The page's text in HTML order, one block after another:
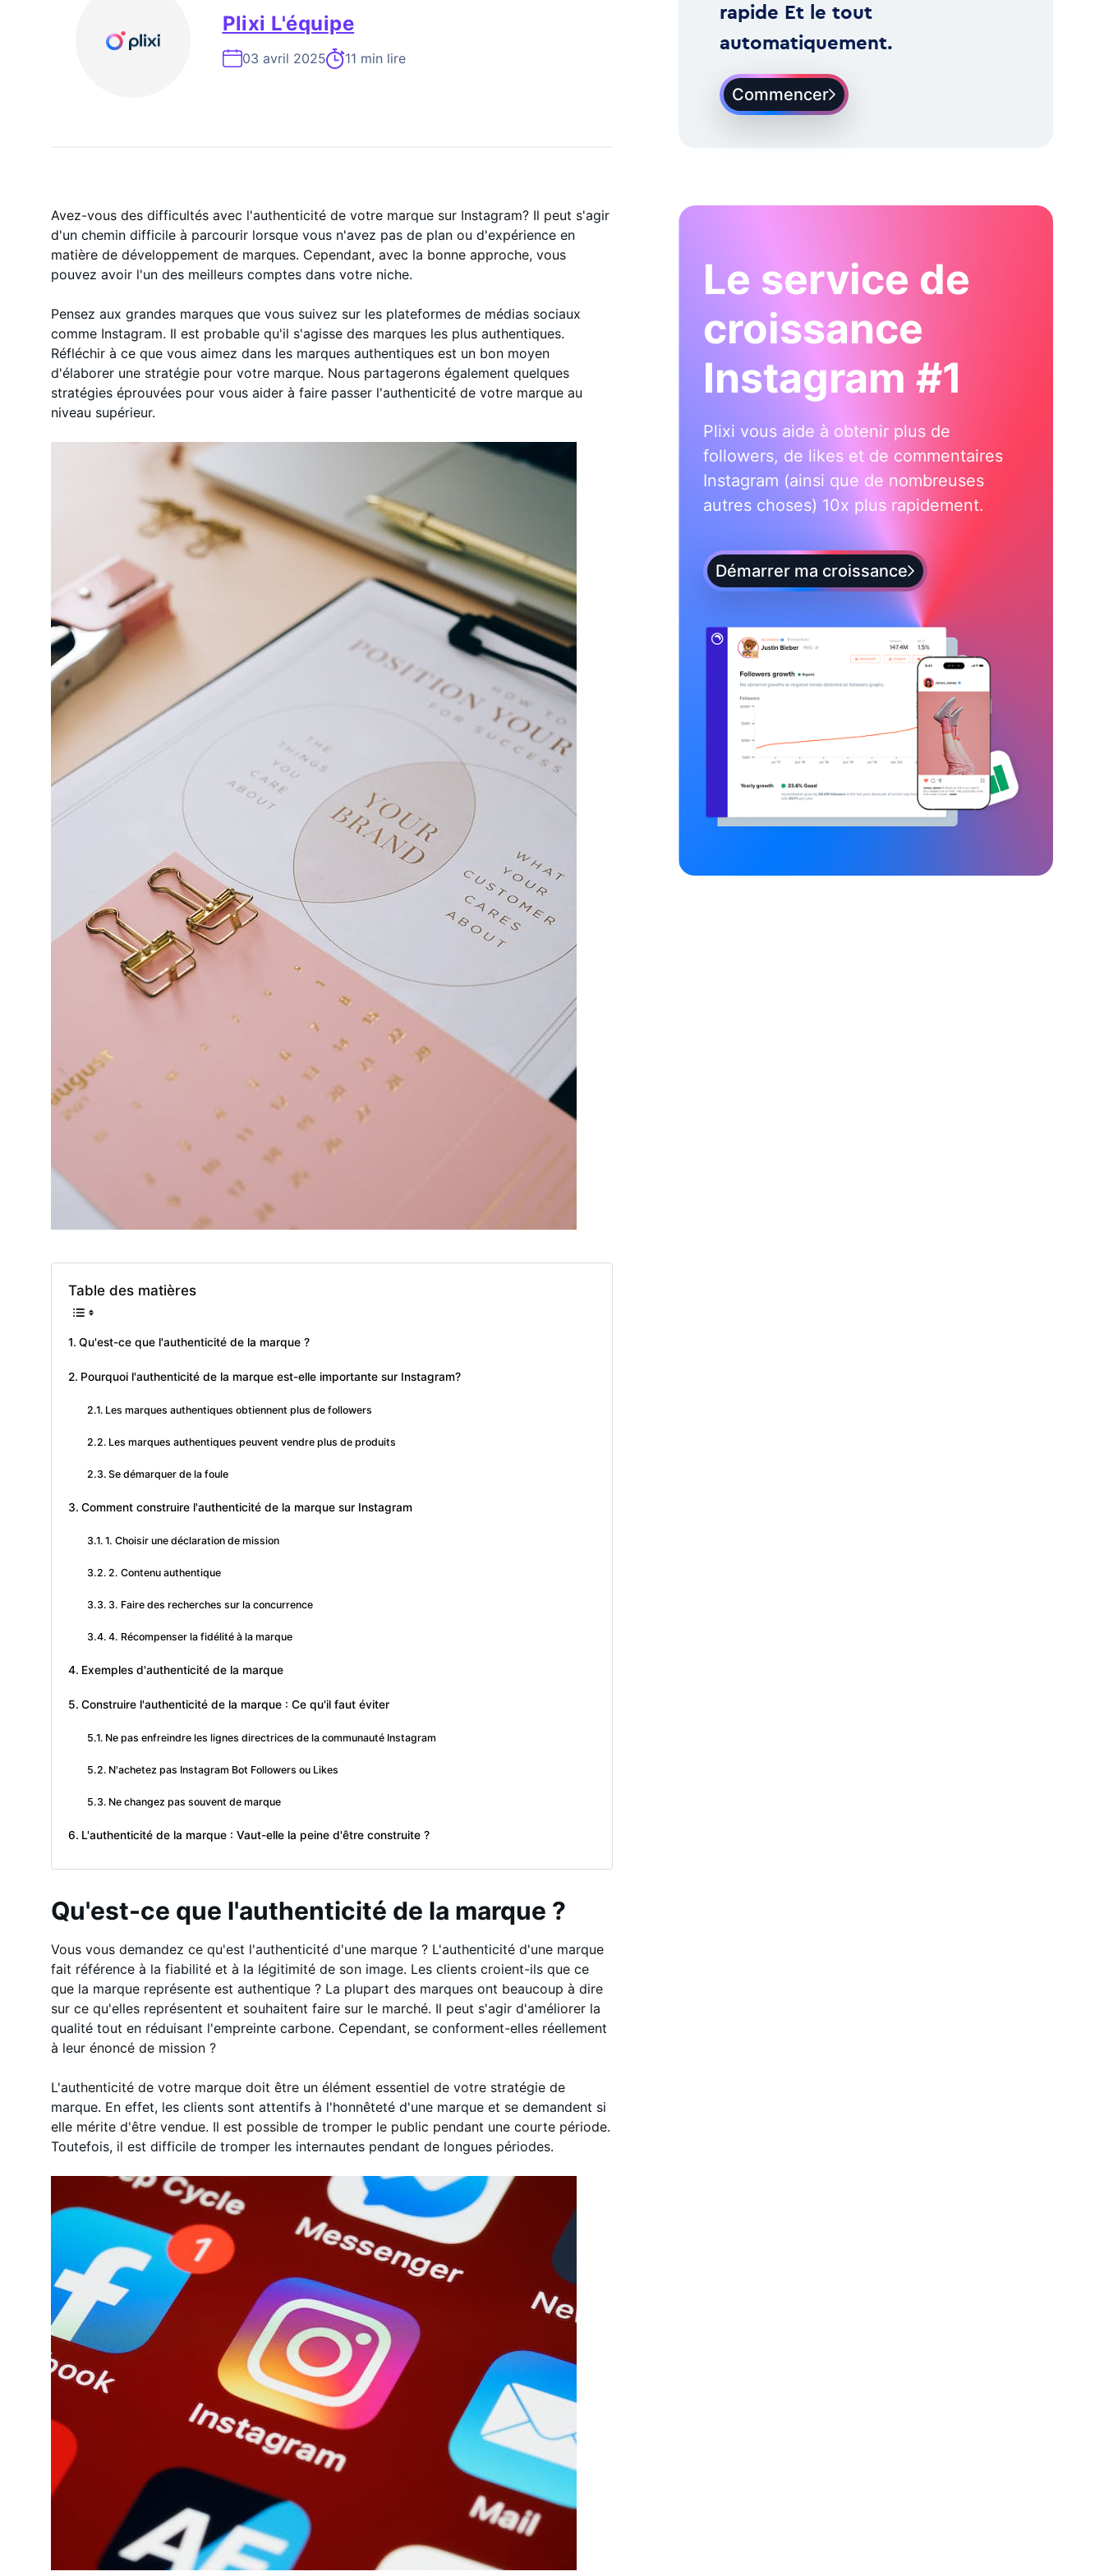
Plixi L'équipe
03 avril 2025 11 min lire
rapide Et le tout
automatiquement.
Commencer
Avez-vous des difficultés avec l'authenticité de votre marque sur Instagram? Il peut s'agir
d'un chemin difficile à parcourir lorsque vous n'avez pas de plan ou d'expérience en
matière de développement de marques. Cependant, avec la bonne approche, vous
pouvez avoir l'un des meilleurs comptes dans votre niche.
Pensez aux grandes marques que vous suivez sur les plateformes de médias sociaux
comme Instagram. Il est probable qu'il s'agisse des marques les plus authentiques.
Réfléchir à ce que vous aimez dans les marques authentiques est un bon moyen
d'élaborer une stratégie pour votre marque. Nous partagerons également quelques
stratégies éprouvées pour vous aider à faire passer l'authenticité de votre marque au
niveau supérieur.
Table des matières
Qu'est-ce que l'authenticité de la marque ?
Pourquoi l'authenticité de la marque est-elle importante sur Instagram?
Les marques authentiques obtiennent plus de followers
Les marques authentiques peuvent vendre plus de produits
Se démarquer de la foule
Comment construire l'authenticité de la marque sur Instagram
1. Choisir une déclaration de mission
2. Contenu authentique
3. Faire des recherches sur la concurrence
4. Récompenser la fidélité à la marque
Exemples d'authenticité de la marque
Construire l'authenticité de la marque : Ce qu'il faut éviter
Ne pas enfreindre les lignes directrices de la communauté Instagram
N'achetez pas Instagram Bot Followers ou Likes
Ne changez pas souvent de marque
L'authenticité de la marque : Vaut-elle la peine d'être construite ?
Qu'est-ce que l'authenticité de la marque ?
Vous vous demandez ce qu'est l'authenticité d'une marque ? L'authenticité d'une marque
fait référence à la fiabilité et à la légitimité de son image. Les clients croient-ils que ce
que la marque représente est authentique ? La plupart des marques ont beaucoup à dire
sur ce qu'elles représentent et souhaitent faire sur le marché. Il peut s'agir d'améliorer la
qualité tout en réduisant l'empreinte carbone. Cependant, se conforment-elles réellement
à leur énoncé de mission ?
L'authenticité de votre marque doit être un élément essentiel de votre stratégie de
marque. En effet, les clients sont attentifs à l'honnêteté d'une marque et se demandent si
elle mérite d'être vendue. Il est possible de tromper le public pendant une courte période.
Toutefois, il est difficile de tromper les internautes pendant de longues périodes.
Le service de
croissance
Instagram #1
Plixi vous aide à obtenir plus de
followers, de likes et de commentaires
Instagram (ainsi que de nombreuses
autres choses) 10x plus rapidement.
Démarrer ma croissance